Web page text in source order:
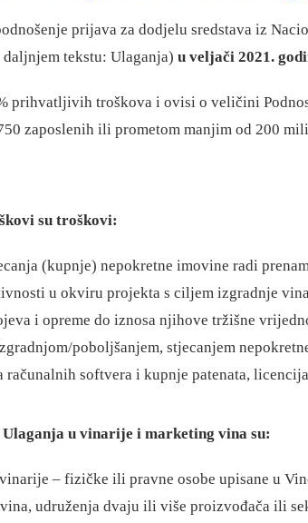
prijava za dodjelu sredstava iz
daljnjem tekstu: Ulaganja) u veljači 2021.
prihvatljivih troškova i ovisi o veličini
zaposlenih ili prometom manjim od 200
su troškovi:
(kupnje) nepokretne imovine radi
u okviru projekta s ciljem izgradnje
i opreme do iznosa njihove tržišne
poboljšanjem, stjecanjem
softvera i kupnje patenata,
u vinarije i marketing vina su:
– fizičke ili pravne osobe upisane u
udruženja dvaju ili više proizvođača ili